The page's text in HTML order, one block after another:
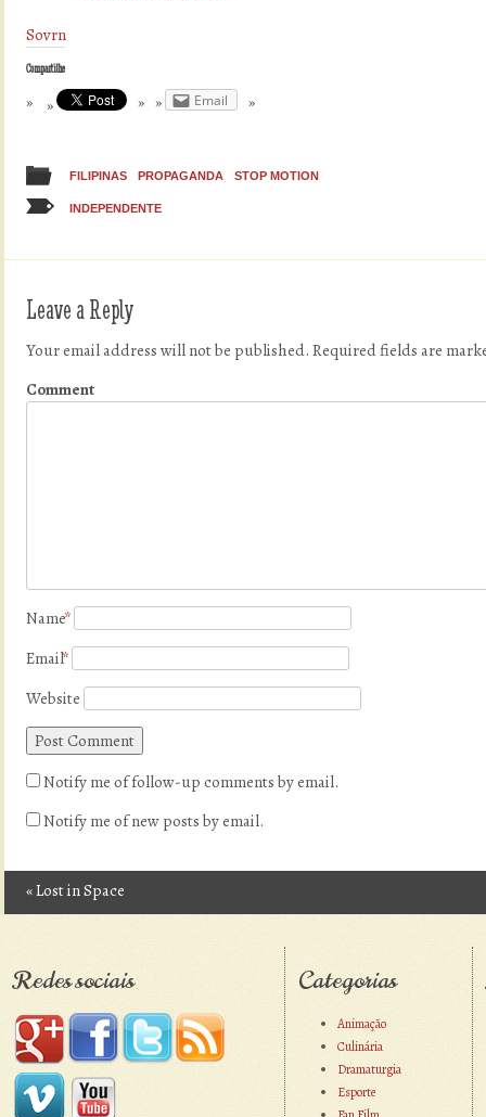
Sovrn
Compartilhe
Email
FILIPINAS PROPAGANDA STOP MOTION
INDEPENDENTE
Leave a Reply
Your email address will not be published. Required fields are
Comment
Name*
Email*
Website
Notify me of follow-up comments by email.
Notify me of new posts by email.
Post navigation
«Lost in Space
Redes sociais Categorias
Animação
Culinária
Dramaturgia
Esporte